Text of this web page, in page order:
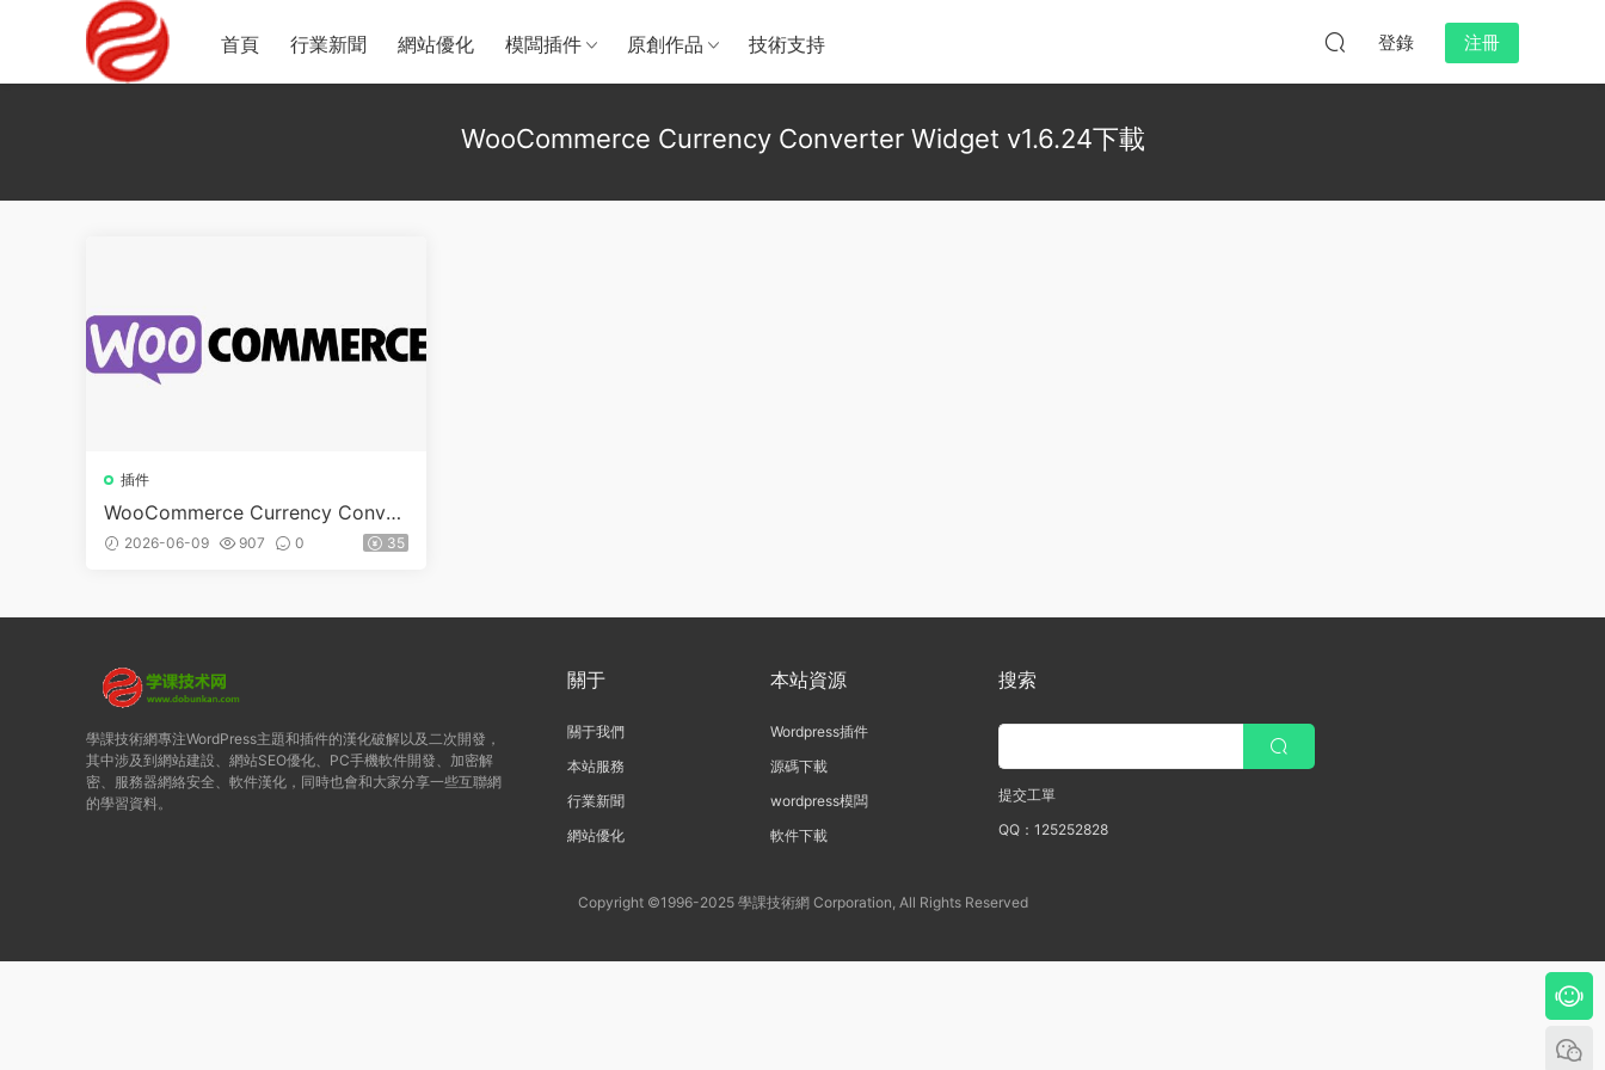
首頁 行業新聞 網站優化 模闆插件 原創作品 技術支持 登錄 注冊
WooCommerce Currency Converter Widget v1.6.24下載
插件
WooCommerce Currency Conver
ter Widget v2.2.10
2026-06-09 907 0 35
學課技術網專注WordPress主題和插件的漢化破解以及二次開發，
其中涉及到網站建設、網站SEO優化、PC手機軟件開發、加密解
密、服務器網絡安全、軟件漢化，同時也會和大家分享一些互聯網
的學習資料。
關于
關于我們
本站服務
行業新聞
網站優化
本站資源
Wordpress插件
源碼下載
wordpress模闆
軟件下載
搜索
提交工單
QQ：125252828
Copyright ©1996-2025 學課技術網 Corporation, All Rights Reserved